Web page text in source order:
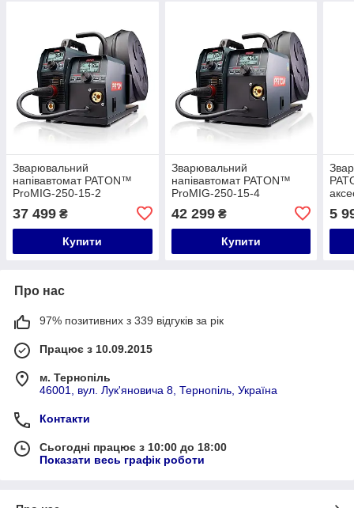
Зварювальний
напівавтомат PATON™
ProMIG-250-15-2
37 499 ₴
Купити
Зварювальний
напівавтомат PATON™
ProMIG-250-15-4
42 299₴
Купити
5
Про нас
97% позитивних з 339 відгуків за рік
Працює з 10.09.2015
м. Тернопіль
46001, вул. Лук'яновича 8, Тернопіль, Україна
Контакти
Сьогодні працює з 10:00 до 18:00
Показати весь графік роботи